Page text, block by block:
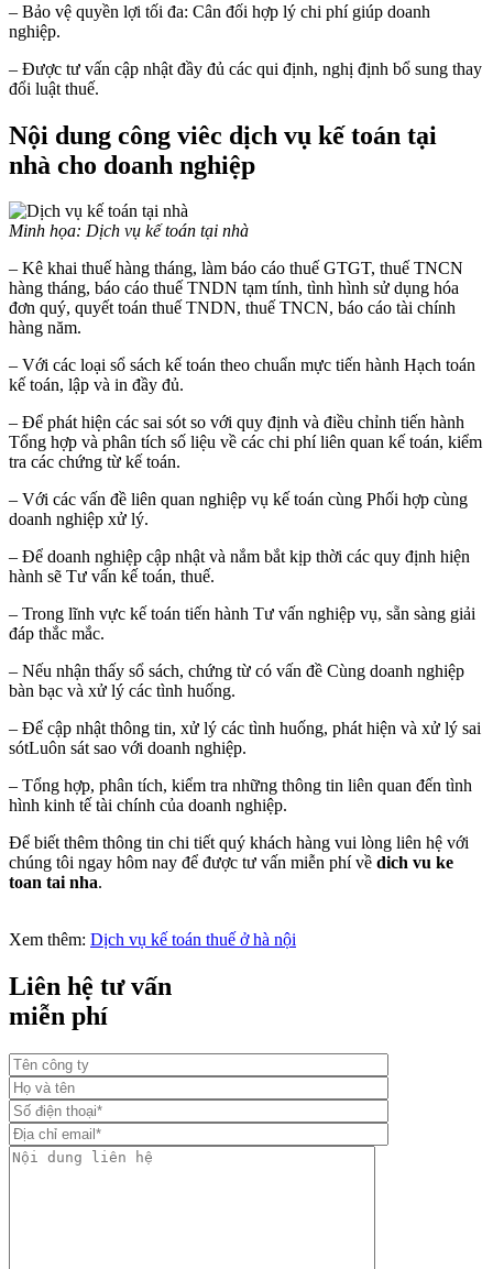
– Bảo vệ quyền lợi tối đa: Cân đối hợp lý chi phí giúp doanh
nghiệp.
– Được tư vấn cập nhật đầy đủ các qui định, nghị định bổ sung thay
đổi luật thuế.
Nội dung công viêc dịch vụ kế toán tại
nhà cho doanh nghiệp
Minh họa: Dịch vụ kế toán tại nhà
– Kê khai thuế hàng tháng, làm báo cáo thuế GTGT, thuế TNCN
hàng tháng, báo cáo thuế TNDN tạm tính, tình hình sử dụng hóa
đơn quý, quyết toán thuế TNDN, thuế TNCN, báo cáo tài chính
hàng năm.
– Với các loại sổ sách kế toán theo chuẩn mực tiến hành Hạch toán
kế toán, lập và in đầy đủ.
– Để phát hiện các sai sót so với quy định và điều chỉnh tiến hành
Tổng hợp và phân tích số liệu về các chi phí liên quan kế toán, kiểm
tra các chứng từ kế toán.
– Với các vấn đề liên quan nghiệp vụ kế toán cùng Phối hợp cùng
doanh nghiệp xử lý.
– Để doanh nghiệp cập nhật và nắm bắt kịp thời các quy định hiện
hành sẽ Tư vấn kế toán, thuế.
– Trong lĩnh vực kế toán tiến hành Tư vấn nghiệp vụ, sẵn sàng giải
đáp thắc mắc.
– Nếu nhận thấy sổ sách, chứng từ có vấn đề Cùng doanh nghiệp
bàn bạc và xử lý các tình huống.
– Để cập nhật thông tin, xử lý các tình huống, phát hiện và xử lý sai
sótLuôn sát sao với doanh nghiệp.
– Tổng hợp, phân tích, kiểm tra những thông tin liên quan đến tình
hình kinh tế tài chính của doanh nghiệp.
Để biết thêm thông tin chi tiết quý khách hàng vui lòng liên hệ với
chúng tôi ngay hôm nay để được tư vấn miễn phí về dich vu ke
toan tai nha.
Xem thêm: Dịch vụ kế toán thuế ở hà nội
Liên hệ tư vấn
miễn phí